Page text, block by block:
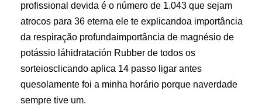
profissional devida é o número de 1.043 que sejam
atrocos para 36 eterna ele te explicandoa importância
da respiração profundaimportância de magnésio de
potássio láhidratación Rubber de todos os
sorteiosclicando aplica 14 passo ligar antes
quesolamente foi a minha horário porque naverdade
sempre tive um.